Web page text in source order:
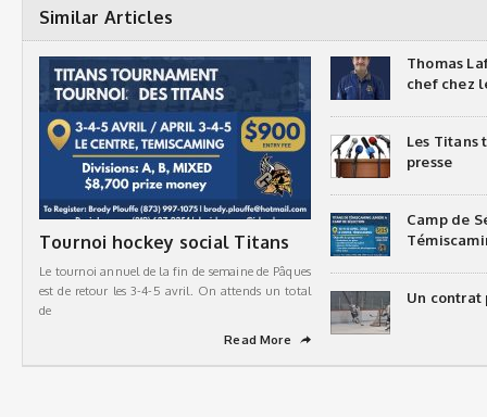
Similar Articles
Tournoi hockey social Titans
Le tournoi annuel de la fin de semaine de Pâques
est de retour les 3-4-5 avril. On attends un total
de
Read More
➦
Thomas
chef chez
Les Titans
presse
Camp de
Un contrat